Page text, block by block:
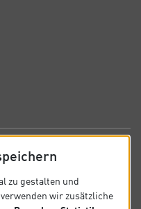
Kontakt
zu gestalten und
wir zusätzliche